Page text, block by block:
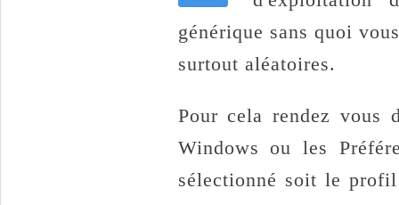
générique sans quoi
surtout aléatoires.
Pour cela rendez vous
Windows ou les
sélectionné soit le